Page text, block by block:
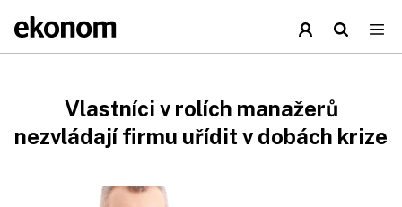
Vlastníci v rolích manažerů
nezvládají firmu uřídit v dobách krize